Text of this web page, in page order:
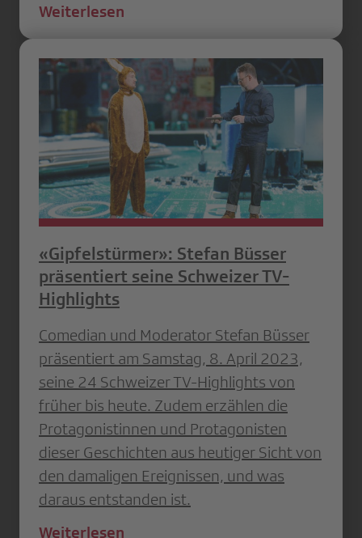
Weiterlesen
«Gipfelstürmer»: Stefan Büsser
präsentiert seine Schweizer TV-
Highlights
Comedian und Moderator Stefan Büsser
präsentiert am Samstag, 8. April 2023,
seine 24 Schweizer TV-Highlights von
früher bis heute. Zudem erzählen die
Protagonistinnen und Protagonisten
dieser Geschichten aus heutiger Sicht von
den damaligen Ereignissen, und was
daraus entstanden ist.
Weiterlesen